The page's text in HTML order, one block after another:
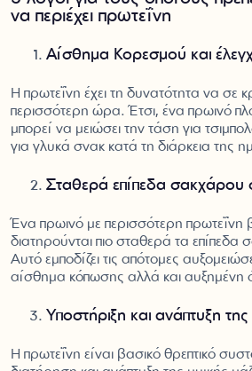
να περιέχει πρωτεΐνη
Αίσθημα Κορεσμού και
Η πρωτεΐνη έχει τη δυνατότητα να σε
περισσότερη ώρα. Έτσι, ένα πρωινό
μπορεί να μειώσει την τάση για
για γλυκά σνακ κατά τη διάρκεια της
Σταθερά επίπεδα σακχάρου
Ένα πρωινό με περισσότερη πρωτεΐνη
διατηρούνται πιο σταθερά τα
Αυτό εμποδίζει τις απότομες
αίσθημα κόπωσης αλλά και αυξημένη
Υποστήριξη και ανάπτυξη
Η πρωτεΐνη είναι βασικό θρεπτικό